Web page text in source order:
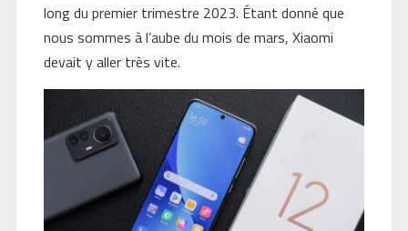
long du premier trimestre 2023. Étant donné que
nous sommes à l’aube du mois de mars, Xiaomi
devait y aller très vite.